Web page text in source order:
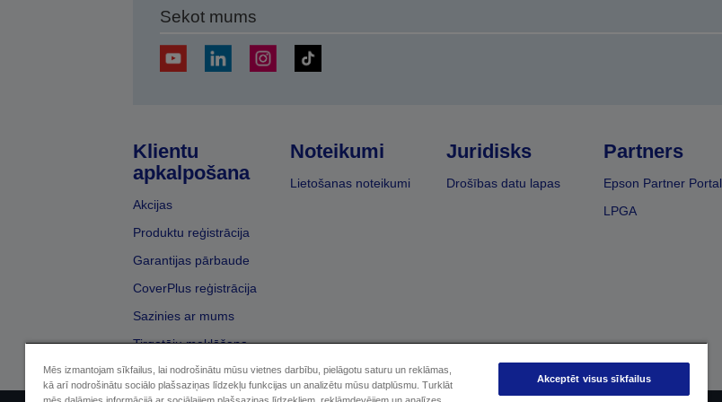
Sekot mums
Klientu
apkalpošana
Akcijas
Produktu reģistrācija
Garantijas pārbaude
CoverPlus reģistrācija
Sazinies ar mums
Tirgotāju meklēšana
Noteikumi
Lietošanas noteikumi
Juridisks
Drošības datu lapas
Partners
Epson Partner Portal
LPGA
Mēs izmantojam sīkfailus, lai nodrošinātu mūsu vietnes darbību, pielāgotu saturu un reklāmas,
kā arī nodrošinātu sociālo plašsaziņas līdzekļu funkcijas un analizētu mūsu datplūsmu. Turklāt
Akceptēt visus sīkfailus